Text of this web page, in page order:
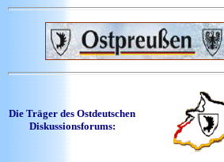
Die Träger des Ostdeutschen
Diskussionsforums: